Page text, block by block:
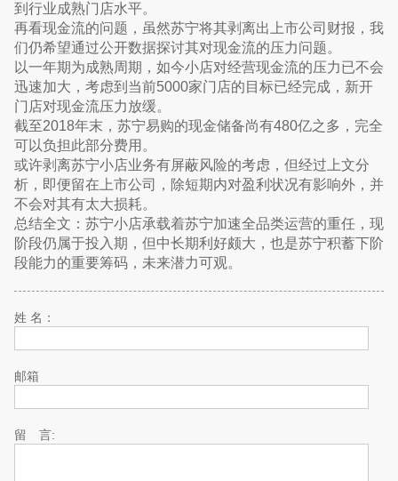
到行业成熟门店水平。
再看现金流的问题，虽然苏宁将其剥离出上市公司财报，我
们仍希望通过公开数据探讨其对现金流的压力问题。
以一年期为成熟周期，如今小店对经营现金流的压力已不会
迅速加大，考虑到当前5000家门店的目标已经完成，新开
门店对现金流压力放缓。
截至2018年末，苏宁易购的现金储备尚有480亿之多，完全
可以负担此部分费用。
或许剥离苏宁小店业务有屏蔽风险的考虑，但经过上文分
析，即便留在上市公司，除短期内对盈利状况有影响外，并
不会对其有太大损耗。
总结全文：苏宁小店承载着苏宁加速全品类运营的重任，现
阶段仍属于投入期，但中长期利好颇大，也是苏宁积蓄下阶
段能力的重要筹码，未来潜力可观。
姓 名：
邮箱
留 言: